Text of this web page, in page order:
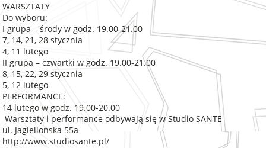
WARSZTATY
Do wyboru:
I grupa – środy w godz. 19.00-21.00
7, 14, 21, 28 stycznia
4, 11 lutego
II grupa – czwartki w godz. 19.00-21.00
8, 15, 22, 29 stycznia
5, 12 lutego
PERFORMANCE:
14 lutego w godz. 19.00-20.00
Warsztaty i performance odbywają się w Studio SANTE
ul. Jagiellońska 55a
http://www.studiosante.pl/